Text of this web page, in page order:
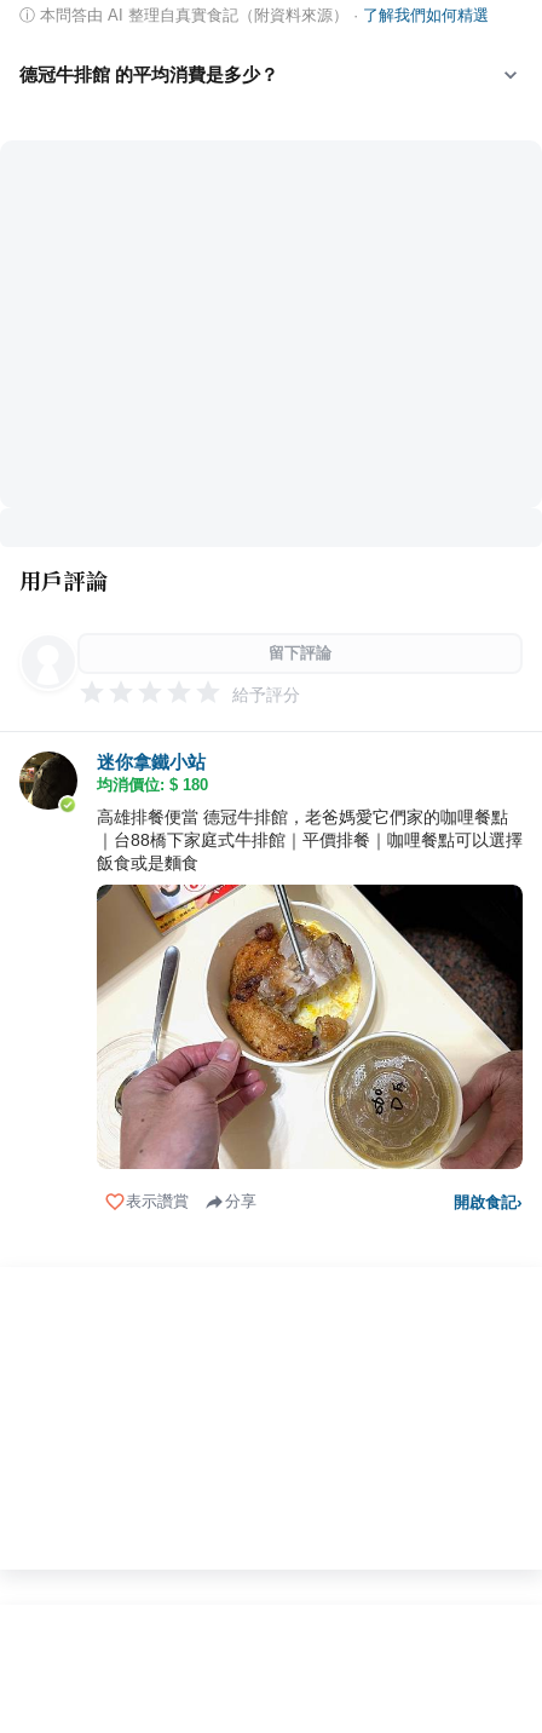
ⓘ 本問答由 AI 整理自真實食記（附資料來源） · 了解我們如何精選
德冠牛排館 的平均消費是多少？
用戶評論
留下評論
給予評分
迷你拿鐵小站
均消價位: $ 180
高雄排餐便當 德冠牛排館，老爸媽愛它們家的咖哩餐點
｜台88橋下家庭式牛排館｜平價排餐｜咖哩餐點可以選擇
飯食或是麵食
表示讚賞 分享 開啟食記›